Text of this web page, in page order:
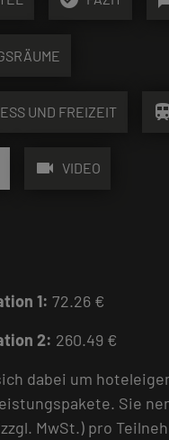
UND FREIZEIT train
videocam VIDEO
1: 72.26 €
2: 260.49 €
dabei um
Sie
MwSt.) pro